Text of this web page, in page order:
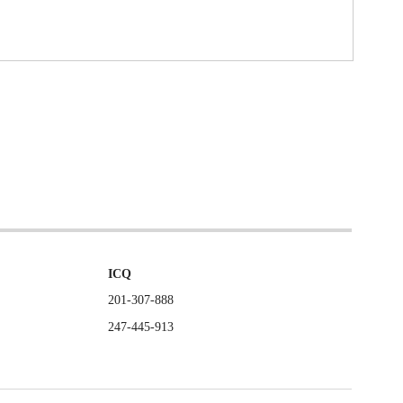
ICQ
201-307-888
247-445-913